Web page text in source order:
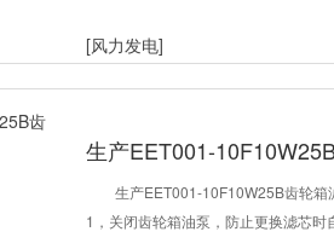
[风力发电]
生产EET001-
生产EET001-10F10W25B齿轮
1，关闭齿轮箱油泵，防止更换滤芯